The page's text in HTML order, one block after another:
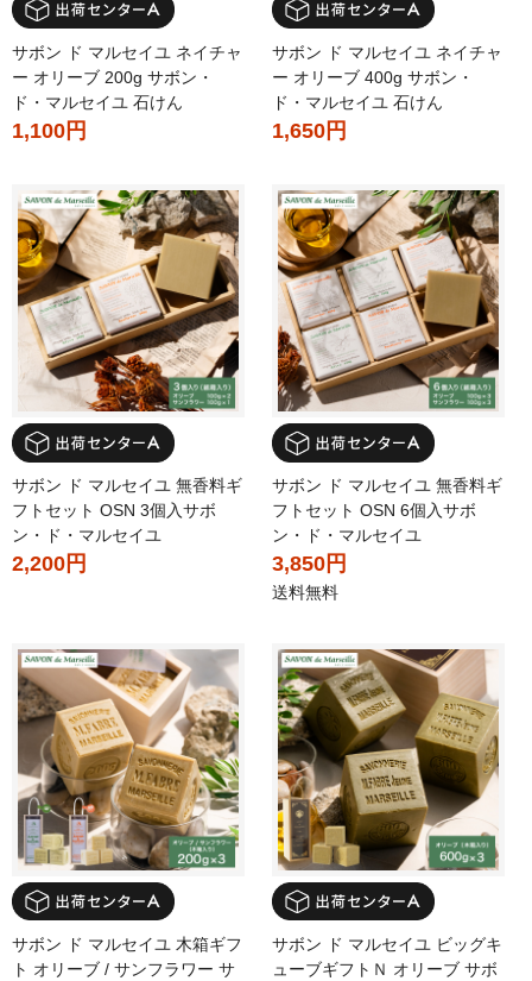
サボン ド マルセイユ ネイチャ
ー オリーブ 200g サボン・
ド・マルセイユ 石けん
1,100円
サボン ド マルセイユ ネイチャ
ー オリーブ 400g サボン・
ド・マルセイユ 石けん
1,650円
サボン ド マルセイユ 無香料ギ
フトセット OSN 3個入サボ
ン・ド・マルセイユ
2,200円
サボン ド マルセイユ 無香料ギ
フトセット OSN 6個入サボ
ン・ド・マルセイユ
3,850円
送料無料
サボン ド マルセイユ 木箱ギフ
ト オリーブ / サンフラワー サ
サボン ド マルセイユ ビッグキ
ューブギフトＮ オリーブ サボ